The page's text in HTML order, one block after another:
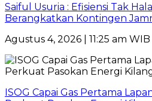
Saiful Usuria : Efisiensi Tak
Berangkatkan Kontingen
Agustus 4, 2026 | 11:25 am WIB
ISOG Capai Gas Pertama